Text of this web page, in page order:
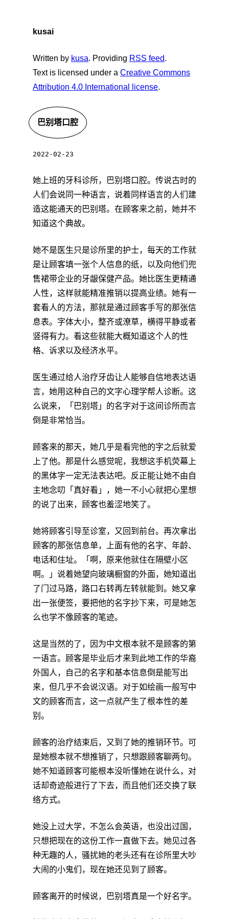
kusai
Written by kusa. Providing RSS feed.
Text is licensed under a Creative Commons
Attribution 4.0 International license.
巴别塔口腔
2022-02-23
她上班的牙科诊所，巴别塔口腔。传说古时的
人们会说同一种语言，说着同样语言的人们建
造这能通天的巴别塔。在顾客来之前，她并不
知道这个典故。
她不是医生只是诊所里的护士，每天的工作就
是让顾客填一张个人信息的纸，以及向他们兜
售裙带企业的牙龈保健产品。她比医生更精通
人性，这样就能精准推销以提高业绩。她有一
套看人的方法，那就是通过顾客手写的那张信
息表。字体大小，整齐或潦草，横得平静或者
竖得有力。看这些就能大概知道这个人的性
格、诉求以及经济水平。
医生通过给人治疗牙齿让人能够自信地表达语
言，她用这种自己的文字心理学帮人诊断。这
么说来，「巴别塔」的名字对于这间诊所而言
倒是非常恰当。
顾客来的那天，她几乎是看完他的字之后就爱
上了他。那是什么感觉呢，我想这手机荧幕上
的黑体字一定无法表达吧。反正能让她不由自
主地念叨「真好看」，她一不小心就把心里想
的说了出来，顾客也羞涩地笑了。
她将顾客引导至诊室，又回到前台。再次拿出
顾客的那张信息单，上面有他的名字、年龄、
电话和住址。「啊，原来他就住在隔壁小区
啊。」说着她望向玻璃橱窗的外面，她知道出
了门过马路，路口右转再左转就能到。她又拿
出一张便签，要把他的名字抄下来，可是她怎
么也学不像顾客的笔迹。
这是当然的了，因为中文根本就不是顾客的第
一语言。顾客是毕业后才来到此地工作的华裔
外国人，自己的名字和基本信息倒是能写出
来，但几乎不会说汉语。对于如绘画一般写中
文的顾客而言，这一点就产生了根本性的差
别。
顾客的治疗结束后，又到了她的推销环节。可
是她根本就不想推销了，只想跟顾客聊两句。
她不知道顾客可能根本没听懂她在说什么，对
话却奇迹般进行了下去，而且他们还交换了联
络方式。
她没上过大学，不怎么会英语，也没出过国，
只想把现在的这份工作一直做下去。她见过各
种无趣的人，骚扰她的老头还有在诊所里大吵
大闹的小鬼们，现在她还见到了顾客。
顾客离开的时候说，巴别塔真是一个好名字。